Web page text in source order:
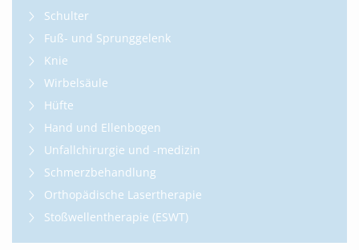
Schulter
Fuß- und Sprunggelenk
Knie
Wirbelsäule
Hüfte
Hand und Ellenbogen
Unfallchirurgie und -medizin
Schmerzbehandlung
Orthopädische Lasertherapie
Stoßwellentherapie (ESWT)